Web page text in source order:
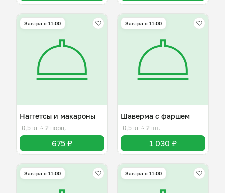
Завтра c 11:00
Наггетсы и макароны
0,5 кг ≈ 2 порц.
675 ₽
Завтра c 11:00
Шаверма с фаршем
0,5 кг ≈ 2 шт.
1 030 ₽
Завтра c 11:00 Завтра c 11:00